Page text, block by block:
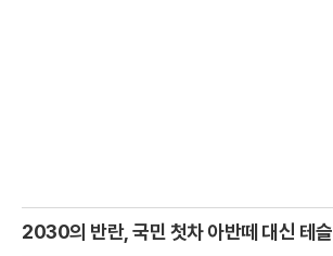
2030의 반란, 국민 첫차 아반떼 대신 테